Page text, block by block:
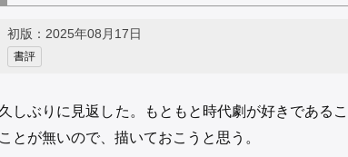
初版：2025年08月17日
書評
久しぶりに見返した。もともと時代劇が好きである
ことが無いので、描いておこうと思う。